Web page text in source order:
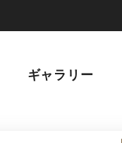
ギャラリー